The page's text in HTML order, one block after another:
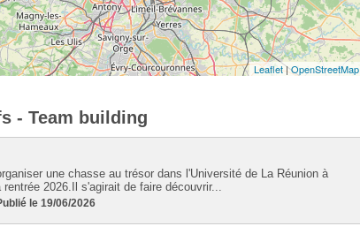
Leaflet|OpenStreetMap
- Team building
une chasse au trésor dans l'Université de La Réunion à
2026.Il s'agirait de faire découvrir...
le 19/06/2026